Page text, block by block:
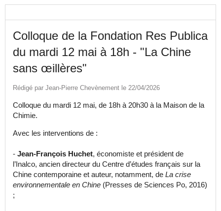
Colloque de la Fondation Res Publica
du mardi 12 mai à 18h - "La Chine
sans œillères"
Rédigé par Jean-Pierre Chevènement le 22/04/2026
Colloque du mardi 12 mai, de 18h à 20h30 à la Maison de la
Chimie.
Avec les interventions de :
- Jean-François Huchet, économiste et président de
l’Inalco, ancien directeur du Centre d’études français sur la
Chine contemporaine et auteur, notamment, de La crise
environnementale en Chine (Presses de Sciences Po, 2016)
;